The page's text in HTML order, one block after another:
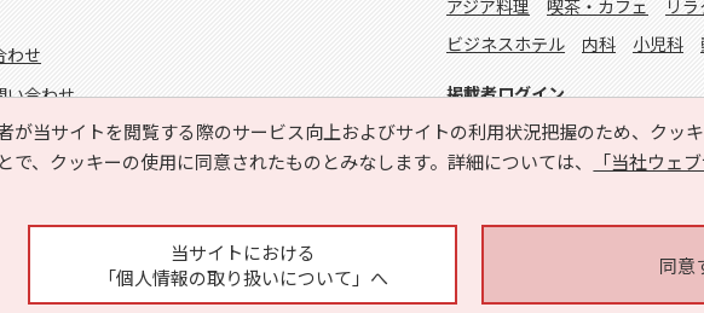
が当サイトを閲覧する際のサービス向上およびサイトの利用状況把握のため、クッ
で、クッキーの使用に同意されたものとみなします。詳細については、
「当社ウェ
当サイトにおける
「個人情報の取り扱いについて」へ
同意
わせ
い合わせ
アジア料理
喫茶・カフェ リ
ビジネスホテル
内科 小児科
掲載者ログイン
Copyright © HYOJITO.Co.,Ltd. All Rights Reserved.